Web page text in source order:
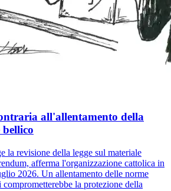
all'allentamento della
bellico
la revisione della legge sul materiale
afferma l'organizzazione cattolica in
2026. Un allentamento delle norme
la protezione della